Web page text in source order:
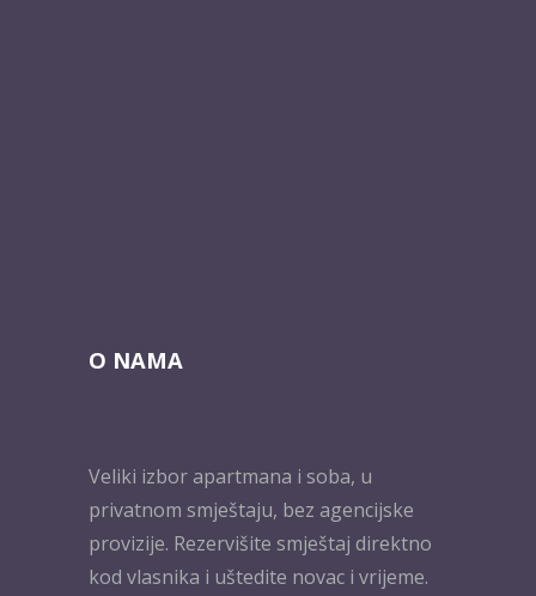
O NAMA
Veliki izbor apartmana i soba, u
privatnom smještaju, bez agencijske
provizije. Rezervišite smještaj direktno
kod vlasnika i uštedite novac i vrijeme.